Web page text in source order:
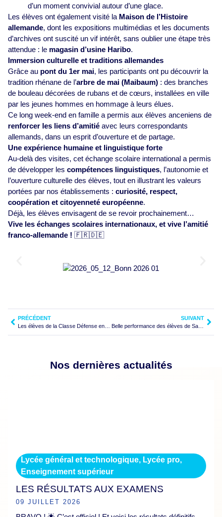
d’un moment convivial autour d’une glace.
Les élèves ont également visité la Maison de l’Histoire
allemande, dont les expositions multimédias et les documents
d’archives ont suscité un vif intérêt, sans oublier une étape très
attendue : le magasin d’usine Haribo.
Immersion culturelle et traditions allemandes
Grâce au pont du 1er mai, les participants ont pu découvrir la
tradition rhénane de l’arbre de mai (Maibaum) : des branches
de bouleau décorées de rubans et de cœurs, installées en ville
par les jeunes hommes en hommage à leurs élues.
Ce long week-end en famille a permis aux élèves anceniens de
renforcer les liens d’amitié avec leurs correspondants
allemands, dans un esprit d’ouverture et de partage.
Une expérience humaine et linguistique forte
Au-delà des visites, cet échange scolaire international a permis
de développer les compétences linguistiques, l’autonomie et
l’ouverture culturelle des élèves, tout en illustrant les valeurs
portées par nos établissements : curiosité, respect,
coopération et citoyenneté européenne.
Déjà, les élèves envisagent de se revoir prochainement…
Vive les échanges scolaires internationaux, et vive l’amitié
franco-allemande ! 🇫🇷🇩🇪
PRÉCÉDENT
SUIVANT
Belle performance des élèves de Saint Joseph
Nos dernières actualités
Lycée général et technologique, Lycée pro,
Enseignement supérieur
LES RÉSULTATS AUX EXAMENS
09 JUILLET 2026